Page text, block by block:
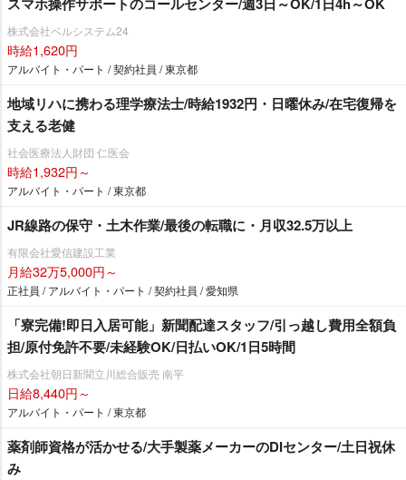
株式会社ベルシステム24
時給1,620円
アルバイト・パート / 契約社員 / 東京都
地域リハに携わる理学療法士/時給1932円・日曜休み/在宅復帰を
支える老健
社会医療法人財団 仁医会
時給1,932円～
アルバイト・パート / 東京都
JR線路の保守・土木作業/最後の転職に・月収32.5万以上
有限会社愛信建設工業
月給32万5,000円～
正社員 / アルバイト・パート / 契約社員 / 愛知県
「寮完備!即日入居可能」新聞配達スタッフ/引っ越し費用全額負
担/原付免許不要/未経験OK/日払いOK/1日5時間
株式会社朝日新聞立川総合販売 南平
日給8,440円～
アルバイト・パート / 東京都
薬剤師資格が活かせる/大手製薬メーカーのDIセンター/土日祝休
み